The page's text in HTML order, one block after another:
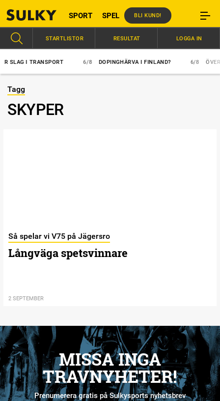
SPORT SPEL BLI KUND!
I TRANSPORT DOPINGHÄRVA I FINLAND?
STARTLISTOR RESULTAT LOGGA IN
Tagg
SKYPER
Så spelar vi V75 på Jägersro
Långväga spetsvinnare
2 SEPTEMBER
MISSA INGA
TRAVNYHETER!
Prenumerera gratis på Sulkysports nyhetsbrev